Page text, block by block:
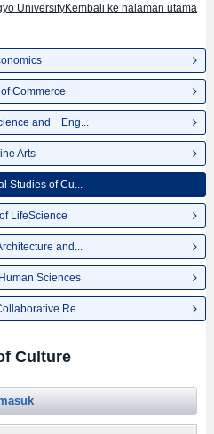
UniversityKembali ke halaman utama
Commerce
and Eng...
Arts
Studies of Cu...
LifeScience
and...
Sciences
Re...
Culture